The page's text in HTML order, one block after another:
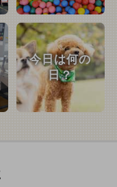
今日は何の
日？